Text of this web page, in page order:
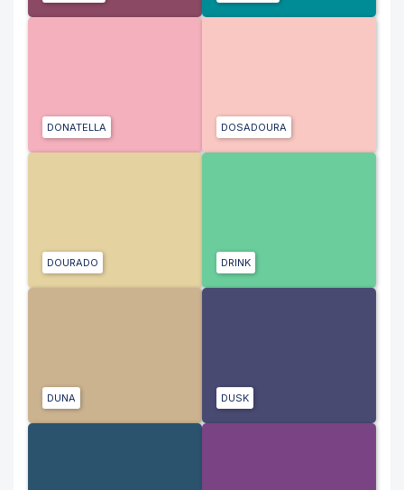
DONATELLA DOSADOURA
DOURADO DRINK
DUNA DUSK